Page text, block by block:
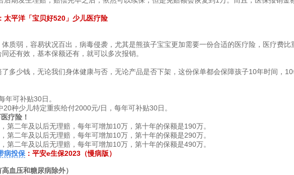
太平洋「宝贝好520」少儿医疗险
质弱，容易状况百出，病毒侵袭，尤其是熊孩子宝宝更加需要一份合适的医疗险，医疗费比
还有效，基本保额还有，就可以多次报销。
多少钱，无论我们身体健康与否，无论产品是否下架，这份保单都会保障孩子10年时间，
可补贴30日。
种少儿特定重疾给付2000元/日，每年可补贴30日。
疗险！
二年及以后无理赔，每年可增加10万，第十年的保额是190万。
二年及以后无理赔，每年可增加10万，第十年的保额是290万。
二年及以后无理赔，每年可增加10万，第十年的保额是490万。
病投保：平安e生保2023（慢病版）
血压和糖尿病除外）